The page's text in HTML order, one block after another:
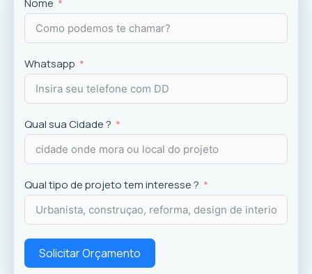
experiência dos usuários.
Nome
Whatsapp
Qual sua Cidade ?
Qual tipo de projeto tem interesse ?
Solicitar Orçamento